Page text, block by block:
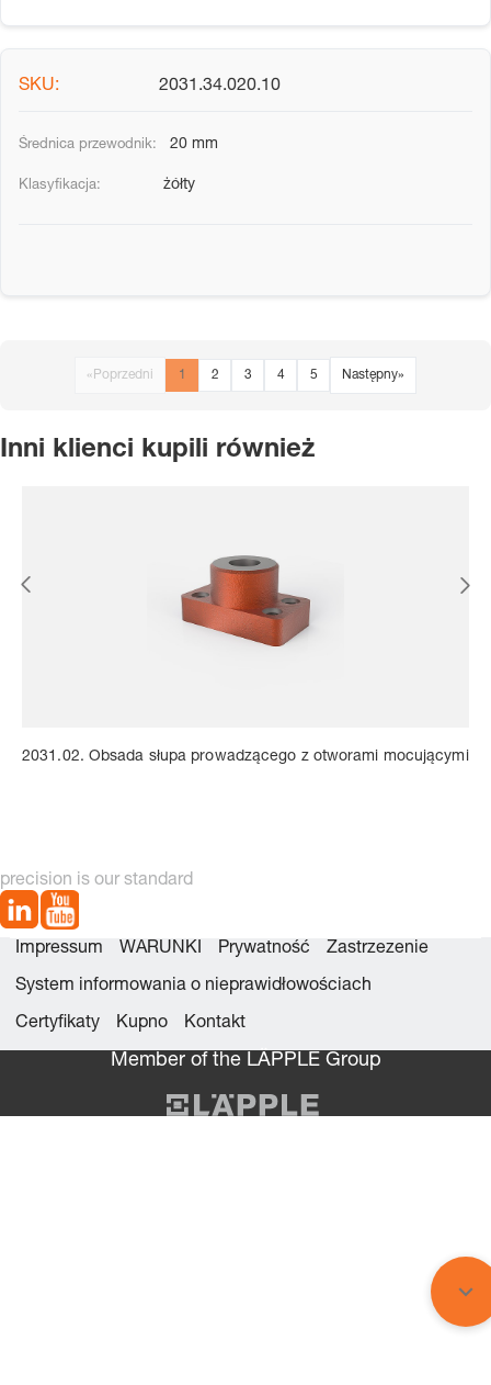
2031.34.020.10
20 mm
żółty
« Poprzedni 1 2 3 4 5 Następny»
Inni klienci kupili również
2031.02. Obsada słupa prowadzącego z otworami mocującymi
precision is our standard
Impressum WARUNKI Prywatność Zastrzezenie
System informowania o nieprawidłowościach
Certyfikaty Kupno Kontakt
Member of the LÄPPLE Group